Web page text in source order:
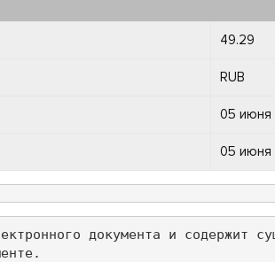
49.29
RUB
05 июня
05 июня
документа и содержит